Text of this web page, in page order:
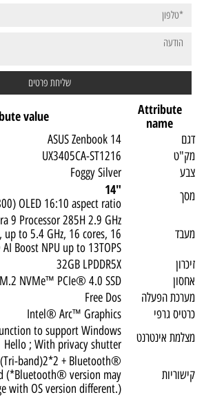
Attribute
name
value
דגם
ASUS Zenbook 14
מק"ט
UX3405CA-ST1216
צבע
Foggy Silver
מסך
"14
OLED 16:10 aspect ratio
מעבד
Processor 285H 2.9 GHz
up to 5.4 GHz, 16 cores, 16
Boost NPU up to 13TOPS
זיכרון
32GB LPDDR5X
אחסון
NVMe™ PCIe® 4.0 SSD
מערכת הפעלה
Free Dos
כרטיס גרפי
Intel® Arc™ Graphics
מצלמת אינטרנט
to support Windows
Hello ; With privacy shutter
קישוריות
band)2*2 + Bluetooth®
(*Bluetooth® version may
with OS version different.)